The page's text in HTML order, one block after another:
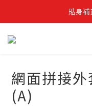
親子
貼身補
買4件短T送雨傘☂️
網面拼接
(A)